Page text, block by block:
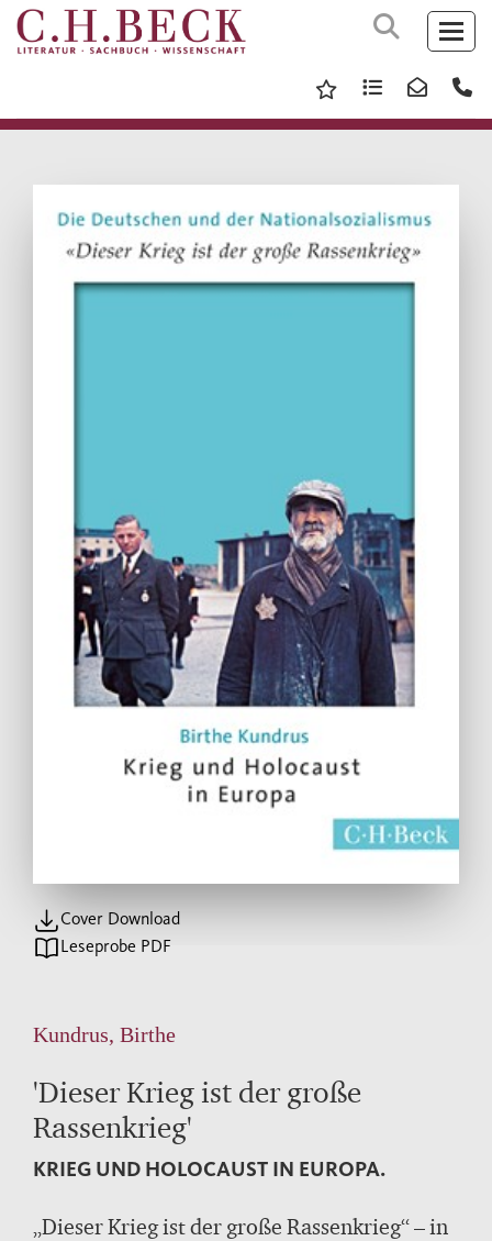
Cover Download
Leseprobe PDF
Kundrus, Birthe
'Dieser Krieg ist der große
Rassenkrieg'
KRIEG UND HOLOCAUST IN EUROPA.
„Dieser Krieg ist der große Rassenkrieg“ – in